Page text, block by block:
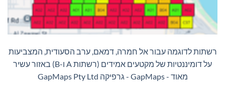
רשתות לדוגמה עבור אל חמרה, דמאם, ערב הסעודית, המצביעות
על דומיננטיות של מקטעים אמידים (רשתות A ו-B) באזור עשיר
מאוד - GapMaps - גרפיקה GapMaps Pty Ltd